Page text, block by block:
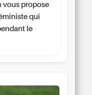
vous propose
qui
le